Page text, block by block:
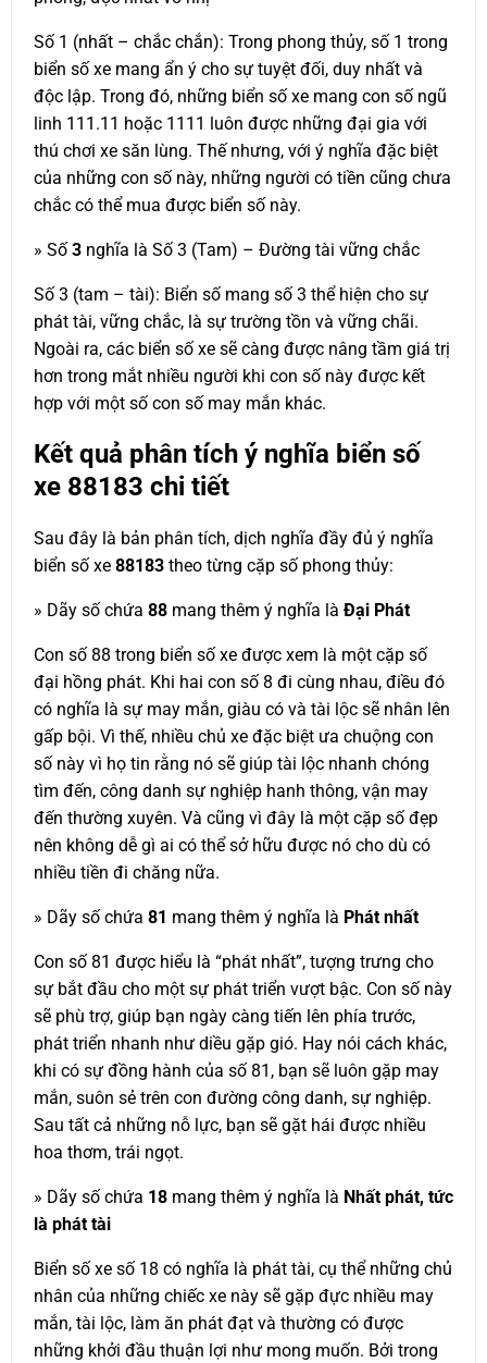
Số 1 (nhất – chắc chắn): Trong phong thủy, số 1 trong
biển số xe mang ẩn ý cho sự tuyệt đối, duy nhất và
độc lập. Trong đó, những biển số xe mang con số ngũ
linh 111.11 hoặc 1111 luôn được những đại gia với
thú chơi xe săn lùng. Thế nhưng, với ý nghĩa đặc biệt
của những con số này, những người có tiền cũng chưa
chắc có thể mua được biển số này.
» Số3 nghĩa là Số 3 (Tam) – Đường tài vững chắc
Số 3 (tam – tài): Biển số mang số 3 thể hiện cho sự
phát tài, vững chắc, là sự trường tồn và vững chãi.
Ngoài ra, các biển số xe sẽ càng được nâng tầm giá trị
hơn trong mắt nhiều người khi con số này được kết
hợp với một số con số may mắn khác.
Kết quả phân tích ý nghĩa biển số
xe 88183 chi tiết
Sau đây là bản phân tích, dịch nghĩa đầy đủ ý nghĩa
biển số xe 88183 theo từng cặp số phong thủy:
» Dãy số chứa 88 mang thêm ý nghĩa là Đại Phát
Con số 88 trong biển số xe được xem là một cặp số
đại hồng phát. Khi hai con số 8 đi cùng nhau, điều đó
có nghĩa là sự may mắn, giàu có và tài lộc sẽ nhân lên
gấp bội. Vì thế, nhiều chủ xe đặc biệt ưa chuộng con
số này vì họ tin rằng nó sẽ giúp tài lộc nhanh chóng
tìm đến, công danh sự nghiệp hanh thông, vận may
đến thường xuyên. Và cũng vì đây là một cặp số đẹp
nên không dễ gì ai có thể sở hữu được nó cho dù có
nhiều tiền đi chăng nữa.
» Dãy số chứa 81 mang thêm ý nghĩa là Phát nhất
Con số 81 được hiểu là “phát nhất”, tượng trưng cho
sự bắt đầu cho một sự phát triển vượt bậc. Con số này
sẽ phù trợ, giúp bạn ngày càng tiến lên phía trước,
phát triển nhanh như diều gặp gió. Hay nói cách khác,
khi có sự đồng hành của số 81, bạn sẽ luôn gặp may
mắn, suôn sẻ trên con đường công danh, sự nghiệp.
Sau tất cả những nỗ lực, bạn sẽ gặt hái được nhiều
hoa thơm, trái ngọt.
» Dãy số chứa 18 mang thêm ý nghĩa là Nhất phát, tức
là phát tài
Biển số xe số 18 có nghĩa là phát tài, cụ thể những chủ
nhân của những chiếc xe này sẽ gặp đực nhiều may
mắn, tài lộc, làm ăn phát đạt và thường có được
những khởi đầu thuận lợi như mong muốn. Bởi trong